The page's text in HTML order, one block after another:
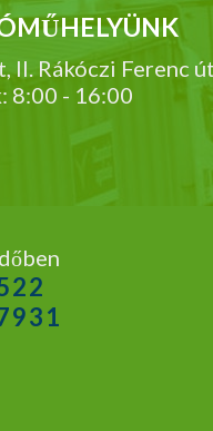
II. Rákóczi Ferenc
8:00 - 16:00